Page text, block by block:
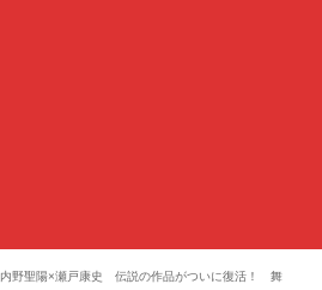
内野聖陽×瀬戸康史 伝説の作品がついに復活！ 舞